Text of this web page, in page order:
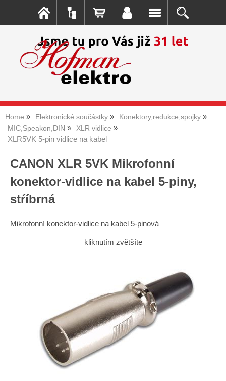
Home Elektronické součástky
Konektory,redukce,spojky
MIC,Speakon,DIN
XLR vidlice
XLR5VK 5-pin vidlice na kabel
CANON XLR 5VK Mikrofonní
konektor-vidlice na kabel 5-piny,
stŕíbrná
Mikrofonní konektor-vidlice na kabel 5-pinová
kliknutím zvětšíte